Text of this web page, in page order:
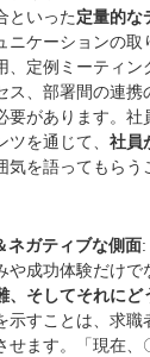
といった定量的な
ニケーションの取
、定例ミーティ
ス、部署間の連携
要があります。社
ツを通じて、社員
気を語ってもらう
ネガティブな側面:
や成功体験だけで
、そしてそれにど
示すことは、求
せます。「現在